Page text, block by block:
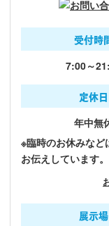
受付時
7:00～
定休日
年中無
※臨時のお休みなど
お伝えしています。
展示場